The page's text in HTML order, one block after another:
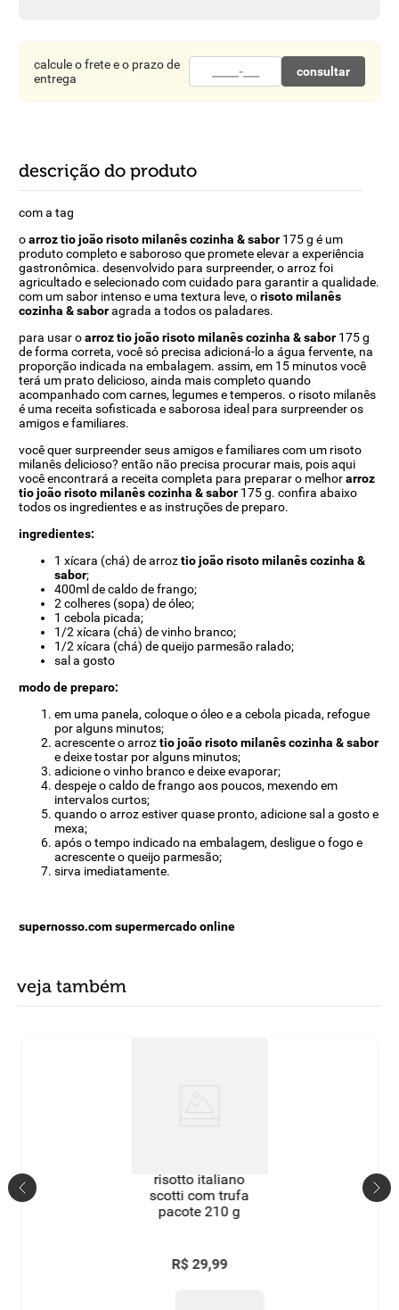
calcule o frete e o prazo de
entrega
consultar
descrição do produto
com a tag
oarroz tio joão risoto milanês cozinha & sabor175 g é um
produto completo e saboroso que promete elevar a experiência
gastronômica. desenvolvido para surpreender, o arroz foi
agricultado e selecionado com cuidado para garantir a qualidade.
com um sabor intenso e uma textura leve, orisoto milanês
cozinha & saboragrada a todos os paladares.
para usar oarroz tio joão risoto milanês cozinha & sabor175 g
de forma correta, você só precisa adicioná-lo a água fervente, na
proporção indicada na embalagem. assim, em 15 minutos você
terá um prato delicioso, ainda mais completo quando
acompanhado com carnes, legumes e temperos. o risoto milanês
é uma receita sofisticada e saborosa ideal para surpreender os
amigos e familiares.
você quer surpreender seus amigos e familiares com um risoto
milanês delicioso? então não precisa procurar mais, pois aqui
você encontrará a receita completa para preparar o melhorarroz
tio joão risoto milanês cozinha & sabor175 g. confira abaixo
todos os ingredientes e as instruções de preparo.
ingredientes:
1 xícara (chá) de arroztio joão risoto milanês cozinha &
sabor;
400ml de caldo de frango;
2 colheres (sopa) de óleo;
1 cebola picada;
1/2 xícara (chá) de vinho branco;
1/2 xícara (chá) de queijo parmesão ralado;
sal a gosto
modo de preparo:
em uma panela, coloque o óleo e a cebola picada, refogue
por alguns minutos;
acrescente o arroztio joão risoto milanês cozinha & sabor
e deixe tostar por alguns minutos;
adicione o vinho branco e deixe evaporar;
despeje o caldo de frango aos poucos, mexendo em
intervalos curtos;
quando o arroz estiver quase pronto, adicione sal a gosto e
mexa;
após o tempo indicado na embalagem, desligue o fogo e
acrescente o queijo parmesão;
sirva imediatamente.
supernosso.com supermercado online
veja também
risotto italiano
scotti com trufa
pacote 210 g
R$ 29,99